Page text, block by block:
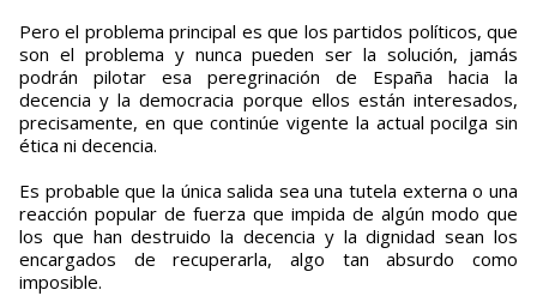
Pero el problema principal es que los partidos políticos, que
son el problema y nunca pueden ser la solución, jamás
podrán pilotar esa peregrinación de España hacia la
decencia y la democracia porque ellos están interesados,
precisamente, en que continúe vigente la actual pocilga sin
ética ni decencia.
Es probable que la única salida sea una tutela externa o una
reacción popular de fuerza que impida de algún modo que
los que han destruido la decencia y la dignidad sean los
encargados de recuperarla, algo tan absurdo como
imposible.